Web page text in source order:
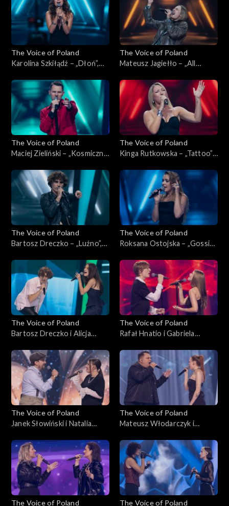
listopada 2025
2025
The Voice of Poland
Karolina Szkiłądź – „Dłoń”,
Nokaut, 1 listopada 2025
The Voice of Poland
Mateusz Jagiełło – „All
Poland”, Nokaut, 1 listopada
2025
The Voice of Poland
Maciej Zieliński – „Kosmiczne
Poland”, Nokaut, 1 listopada
2025
The Voice of Poland
Kinga Rutkowska – „Tattoo”,
Nokaut, 1 listopada 2025
The Voice of Poland
Bartosz Dreczko – „Luźno”,
Nokaut, 1 listopada 2025
The Voice of Poland
Roksana Ostojska – „Gossip”,
Nokaut, 1 listopada 2025
The Voice of Poland
Bartosz Dreczko i Alicja
nie mówię nie”, „The Voice of
Poland”, Bitwy, 25
października 2025
The Voice of Poland
Rafał Hnatio i Gabriela
Golarza”, „The Voice of
Poland”, Bitwy, 25
października 2025
The Voice of Poland
Janek Słowiński i Natalia
Seen the Rain”, „The Voice of
Poland”, Bitwy, 25
października 2025
The Voice of Poland
Mateusz Włodarczyk i
„The Voice of Poland”, Bitwy,
25 października 2025
The Voice of Poland The Voice of Poland